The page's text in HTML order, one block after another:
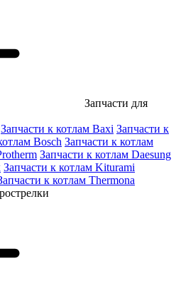
Запчасти для
Запчасти к котлам Baxi Запчасти к
Bosch Запчасти к котлам
Запчасти к котлам Daesung
Запчасти к котлам Kiturami
к котлам Thermona